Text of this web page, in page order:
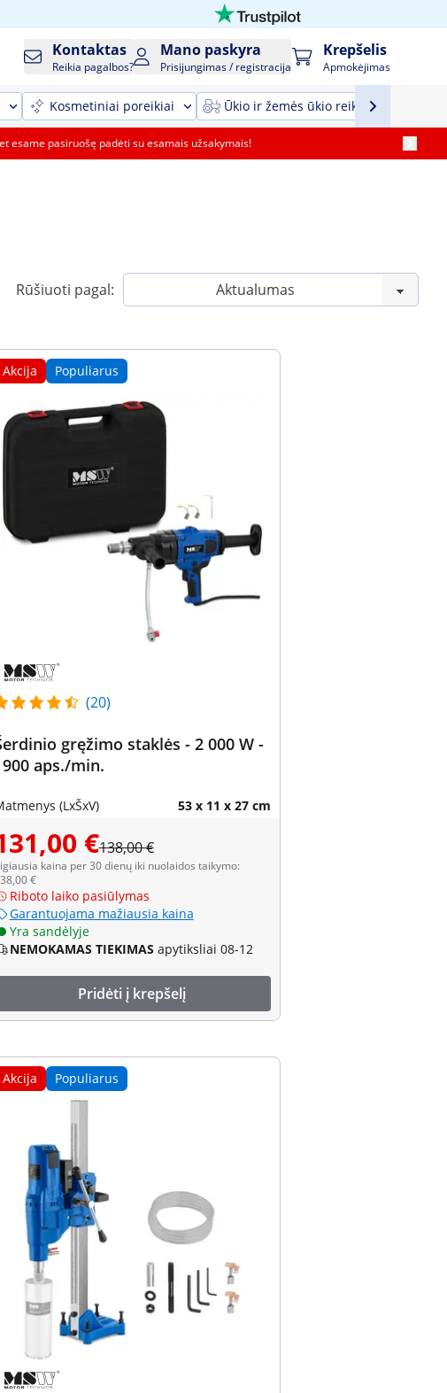
Kontaktas
Reikia pagalbos?
Mano paskyra
Prisijungimas / registracija
Krepšelis
Apmokėjimas
Kosmetiniai poreikiai Ūkio ir žemės ūkio reikmenys ir
esame pasiruošę padėti su esamais užsakymais!
Rūšiuoti pagal:
Akcija Populiarus
(20)
gręžimo staklės - 2 000 W -
aps./min.
(LxŠxV) 53 x 11 x 27 cm
€138,00 €
kaina per 30 dienų iki nuolaidos taikymo:
€
Riboto laiko pasiūlymas
Garantuojama mažiausia kaina
Yra sandėlyje
NEMOKAMAS TIEKIMAS apytiksliai 08-12
Pridėti į krepšelį
Akcija Populiarus